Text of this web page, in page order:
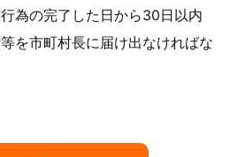
為の完了した日から30日以内
を市町村長に届け出なければな